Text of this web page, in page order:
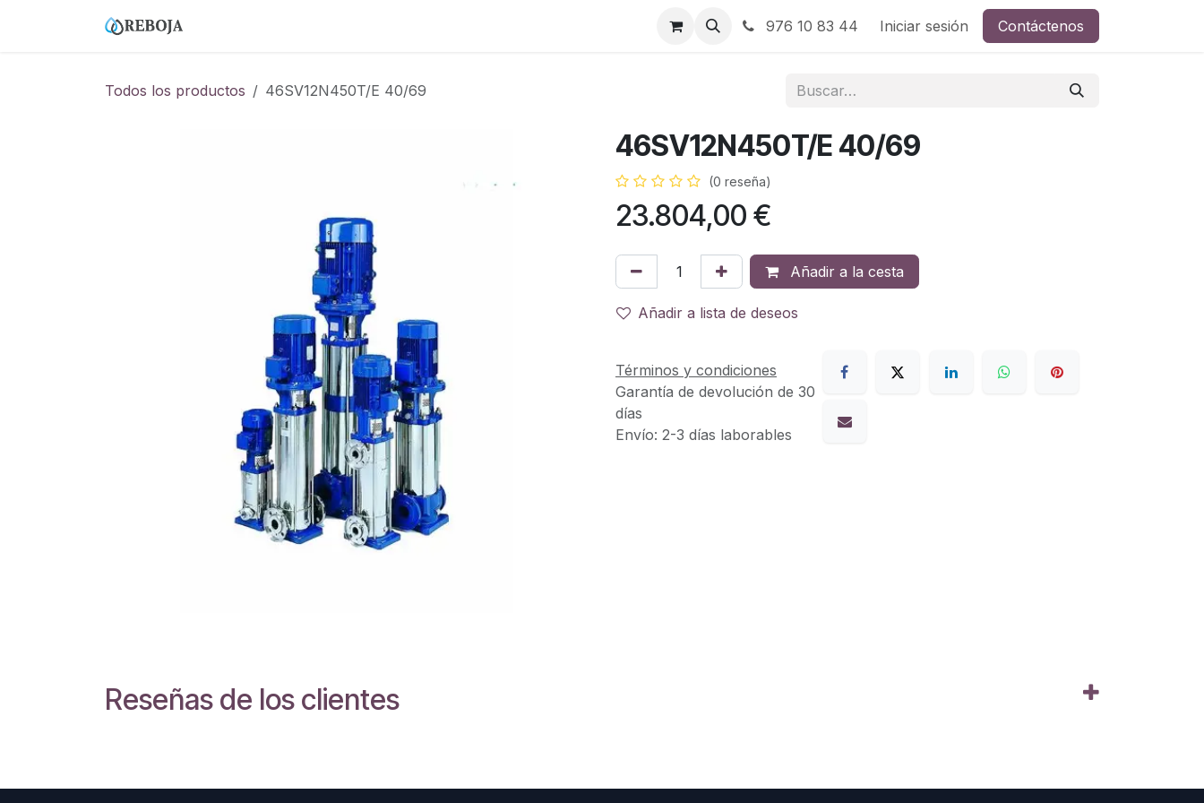
Blog 976 10 83 44 Iniciar sesión Contáctenos
Todos los productos 46SV12N450T/E 40/69
46SV12N450T/E 40/69
(0 reseña)
23.804,00 €
Añadir a la cesta
Añadir a lista de deseos
Términos y condiciones
Garantía de devolución de 30
días
Envío: 2-3 días laborables
Reseñas de los clientes